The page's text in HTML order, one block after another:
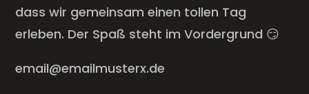
dass wir gemeinsam einen tollen Tag
erleben. Der Spaß steht im Vordergrund 😏
email@emailmusterx.de